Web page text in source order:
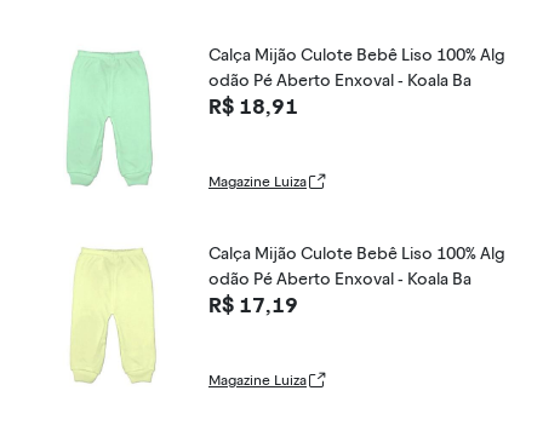
Calça Mijão Culote Bebê Liso 100% Alg
odão Pé Aberto Enxoval - Koala Ba
R$ 18,91
Magazine Luiza
Calça Mijão Culote Bebê Liso 100% Alg
odão Pé Aberto Enxoval - Koala Ba
R$ 17,19
Magazine Luiza